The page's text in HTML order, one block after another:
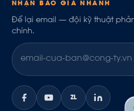
NHẬN BÁO GIÁ NHANH
Để lại email — đội kỹ thuật
chính.
ZL